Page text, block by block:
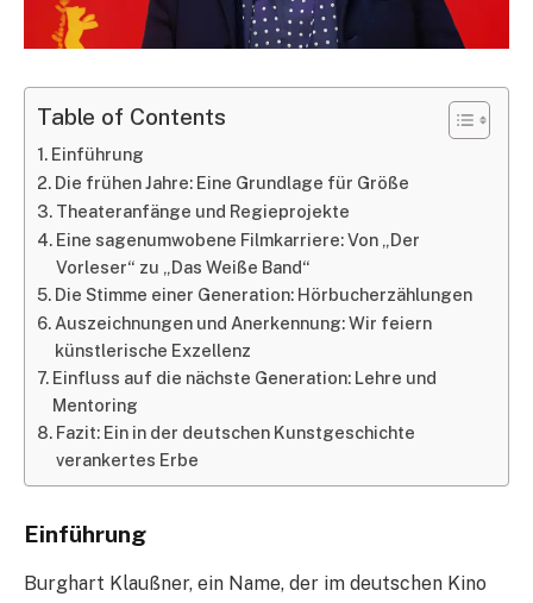
Table of Contents
Einführung
Die frühen Jahre: Eine Grundlage für Größe
Theateranfänge und Regieprojekte
Eine sagenumwobene Filmkarriere: Von „Der
Vorleser“ zu „Das Weiße Band“
Die Stimme einer Generation: Hörbucherzählungen
Auszeichnungen und Anerkennung: Wir feiern
künstlerische Exzellenz
Einfluss auf die nächste Generation: Lehre und
Mentoring
Fazit: Ein in der deutschen Kunstgeschichte
verankertes Erbe
Einführung
Burghart Klaußner, ein Name, der im deutschen Kino